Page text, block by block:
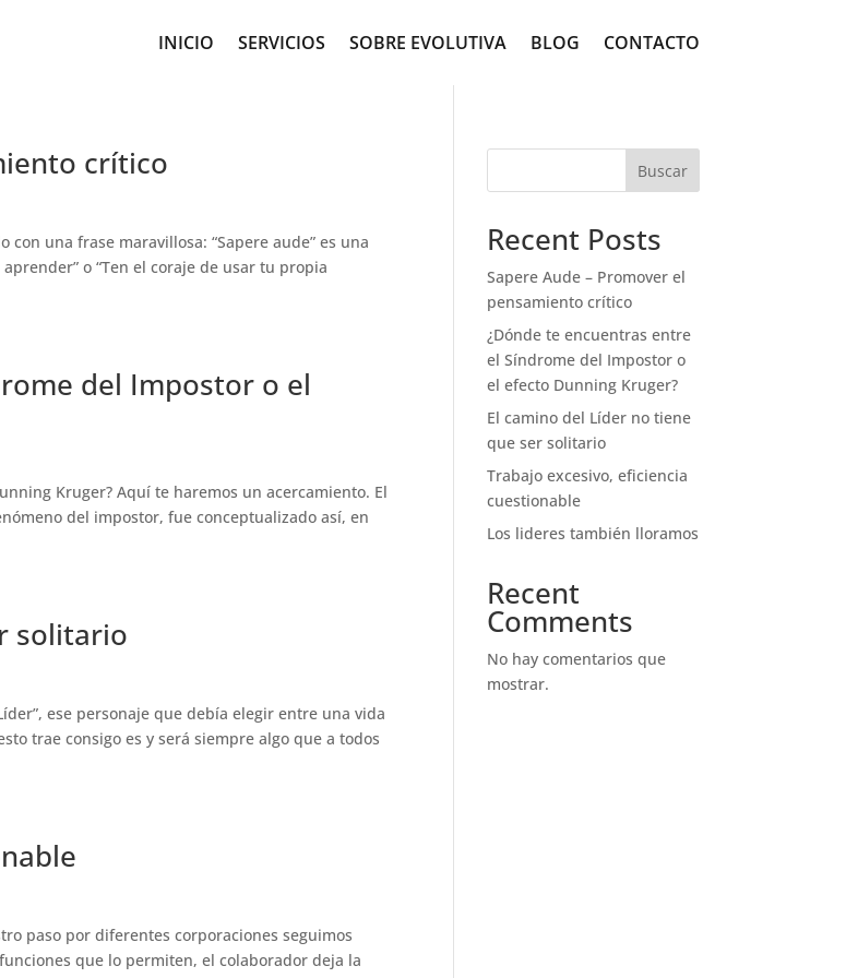
INICIO SERVICIOS SOBRE EVOLUTIVA BLOG CONTACTO
crítico
una frase maravillosa: “Sapere aude” es una
o “Ten el coraje de usar tu propia
del Impostor o el
Kruger? Aquí te haremos un acercamiento. El
del impostor, fue conceptualizado así, en
solitario
ese personaje que debía elegir entre una vida
trae consigo es y será siempre algo que a todos
paso por diferentes corporaciones seguimos
que lo permiten, el colaborador deja la
Buscar
Recent Posts
Sapere Aude – Promover el
pensamiento crítico
¿Dónde te encuentras entre
el Síndrome del Impostor o
el efecto Dunning Kruger?
El camino del Líder no tiene
que ser solitario
Trabajo excesivo, eficiencia
cuestionable
Los lideres también lloramos
Recent
Comments
No hay comentarios que
mostrar.